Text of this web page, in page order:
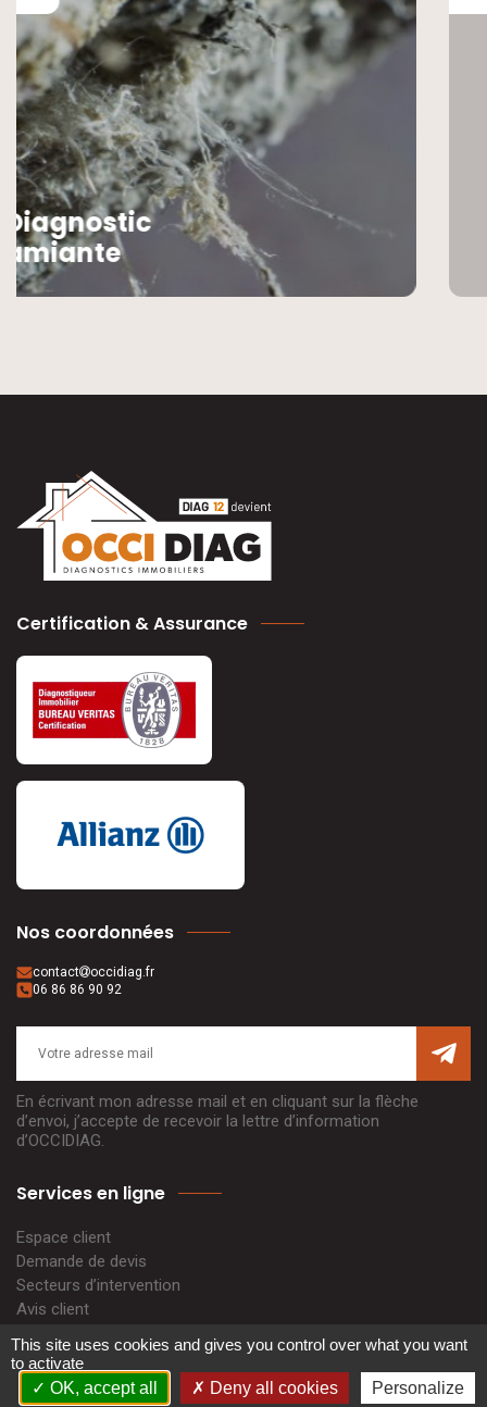
Diagnostic
plomb
Nos coordonnées
contact
occidiag.fr
06 86 86 90 92
En écrivant mon adresse mail et en cliquant sur la flèche
d’envoi, j’accepte de recevoir la lettre d’information
d’OCCIDIAG.
Services en ligne
Espace client
Demande de devis
Secteurs d’intervention
Avis client
Actualités
Contact
Certification & Assurance
This site uses cookies and gives you control over what you want
to activate
OK, accept all
Deny all cookies Personalize